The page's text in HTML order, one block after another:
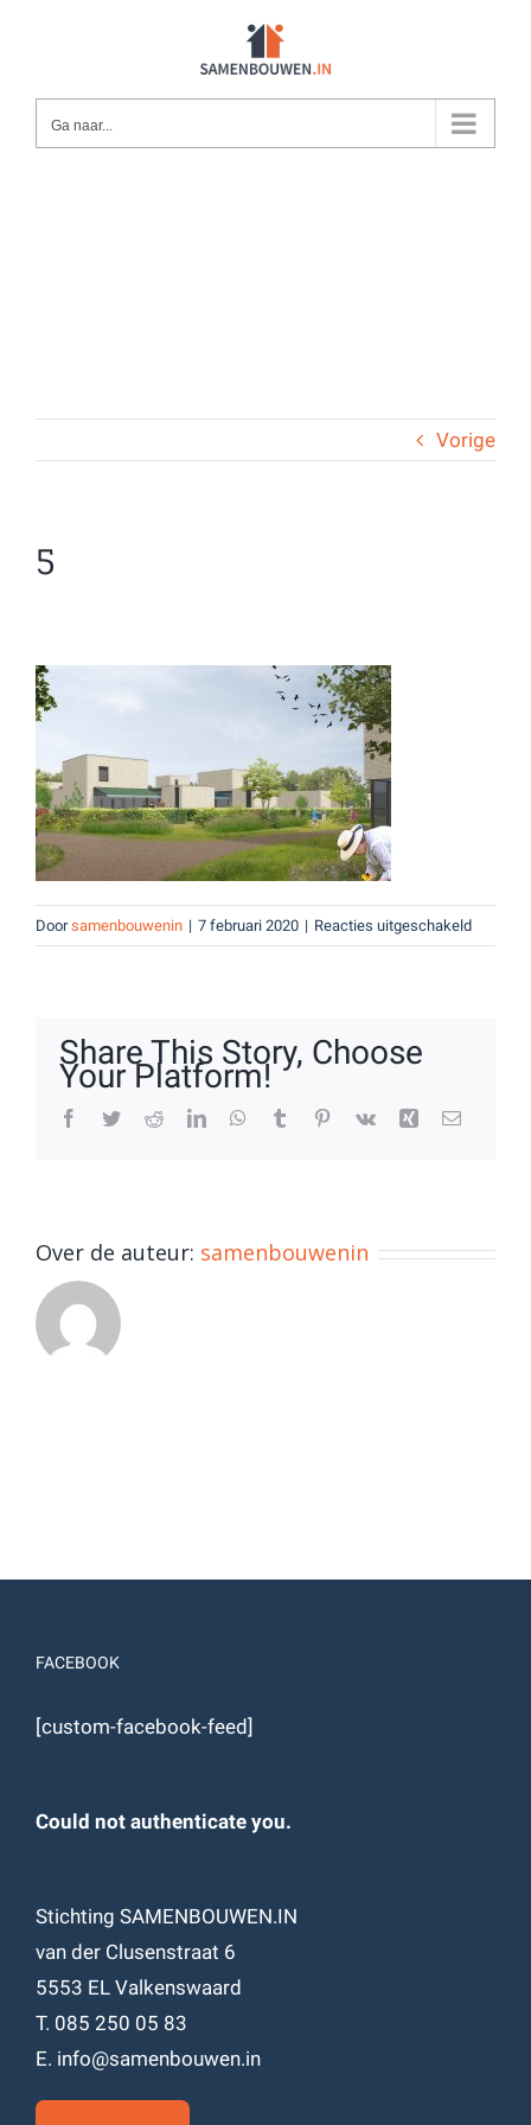
Ga naar...
Vorige
5
Doorsamenbouwenin | 7 februari 2020 | Reacties uitgeschakeldvoor
5
Share This Story, Choose
Your Platform!
Facebook
TwitterRedditLinkedInWhatsApp
Tumblr Pinterest
Vk Xing E-
Over de auteur: samenbouwenin
FACEBOOK
[custom-facebook-feed]
Could not authenticate you.
Stichting SAMENBOUWEN.IN
van der Clusenstraat 6
5553 EL Valkenswaard
T. 085 250 05 83
E. info@samenbouwen.in